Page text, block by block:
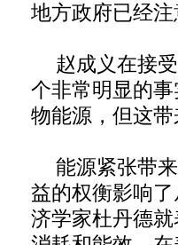
地方政府已经
赵成义在接
个非常明显的
物能源，但这
能源紧张带
益的权衡影响
济学家杜丹德